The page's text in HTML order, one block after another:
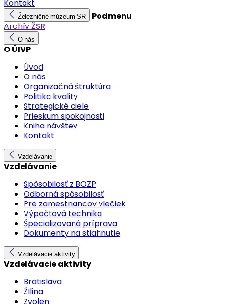
Kontakt
Železničné múzeum SR
Podmenu
Archív ŽSR
O nás
O ÚIVP
Úvod
O nás
Organizačná štruktúra
Politika kvality
Strategické ciele
Prieskum spokojnosti
Kniha návštev
Kontakt
Vzdelávanie
Vzdelávanie
Spôsobilosť z BOZP
Odborná spôsobilosť
Pre zamestnancov vlečiek
Výpočtová technika
Špecializovaná príprava
Dokumenty na stiahnutie
Vzdelávacie aktivity
Vzdelávacie aktivity
Bratislava
ŽIlina
Zvolen